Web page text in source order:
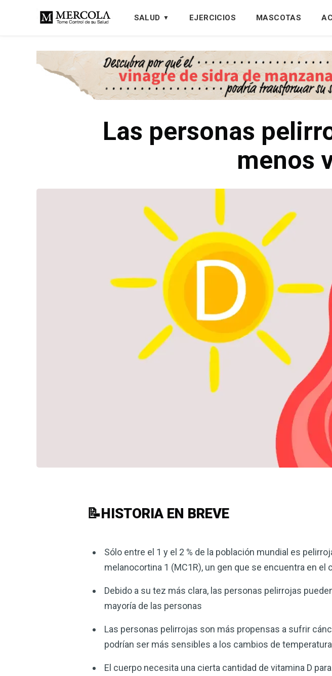
SALUD EJERCICIOS MASCOTAS
Las personas
menos
📝HISTORIA EN BREVE
Sólo entre el 1 y el 2 % de la población mundial es
melanocortina 1 (MC1R), un gen que se encuentra en el
Debido a su tez más clara, las personas pelirrojas
mayoría de las personas
Las personas pelirrojas son más propensas a sufrir
podrían ser más sensibles a los cambios de
El cuerpo necesita una cierta cantidad de vitamina D